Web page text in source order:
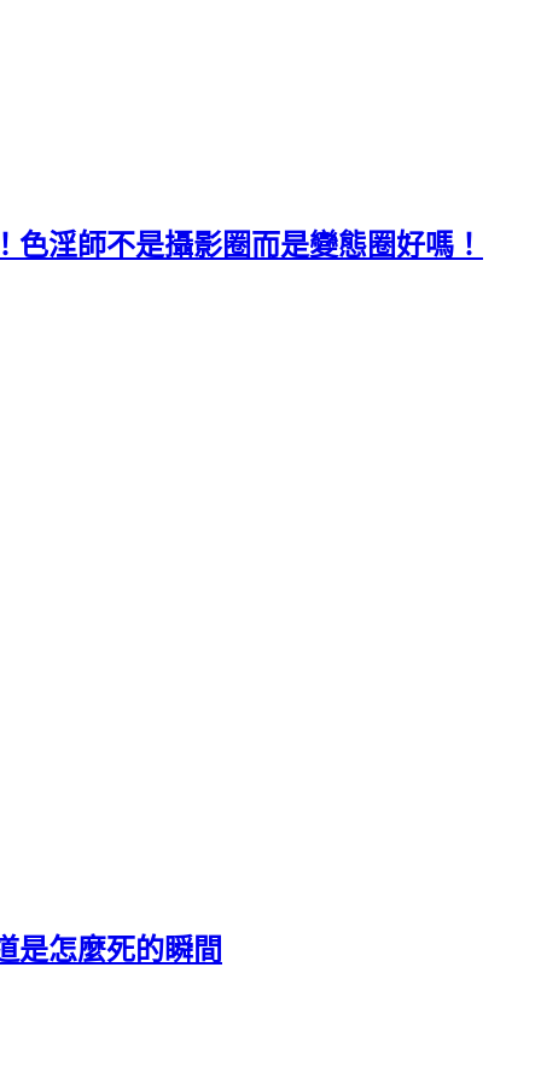
淫師不是攝影圈而是變態圈好嗎！
是怎麼死的瞬間